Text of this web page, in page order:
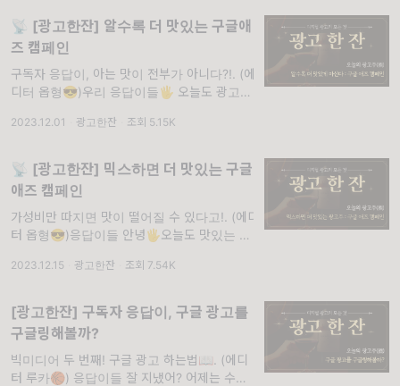
📡 [광고한잔] 알수록 더 맛있는 구글애
즈 캠페인
구독자 응답이, 아는 맛이 전부가 아니다?!. (에
디터 옵형😎)우리 응답이들🖐 오늘도 광고 한
씨도 추운데 옵형과 루카가 추천해 주는 광고주
2023.12.01 광고한잔 조회 5.15K
📡 [광고한잔] 믹스하면 더 맛있는 구글
애즈 캠페인
가성비만 따지면 맛이 떨어질 수 있다고!. (에디
터 옵형😎)응답이들 안녕🖐오늘도 맛있는 광
애즈에 대해서 시음해 보고 있는데, 다들 어떤
2023.12.15 광고한잔 조회 7.54K
[광고한잔] 구독자 응답이, 구글 광고를
구글링해볼까?
빅미디어 두 번째! 구글 광고 하는법📖. (에디
터 루카🏀) 응답이들 잘 지냈어? 어제는 수능